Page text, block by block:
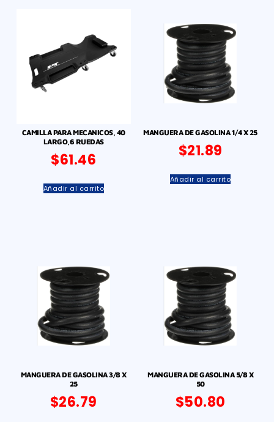
CAMILLA PARA MECANICOS, 40
LARGO,6 RUEDAS
$61.46
Añadir al carrito
MANGUERA DE GASOLINA 1/4 X 25
$21.89
Añadir al carrito
MANGUERA DE GASOLINA 3/8 X
25
$26.79
MANGUERA DE GASOLINA 5/8 X
50
$50.80